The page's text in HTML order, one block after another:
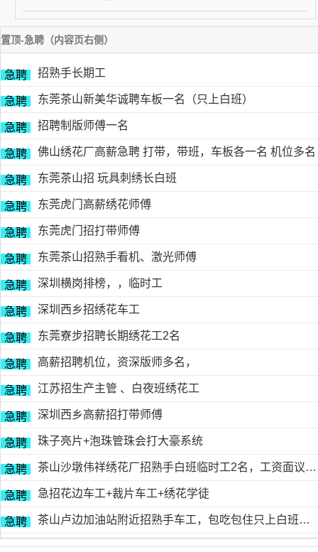
置顶-急聘（内容页右侧）
急聘 招熟手长期工
急聘 东莞茶山新美华诚聘车板一名（只上白班）
急聘 招聘制版师傅一名
急聘 佛山绣花厂高薪急聘 打带，带班，车板各一名 机位多名
急聘 东莞茶山招 玩具刺绣长白班
急聘 东莞虎门高薪绣花师傅
急聘 东莞虎门招打带师傅
急聘 东莞茶山招熟手看机、激光师傅
急聘 深圳横岗排榜，，临时工
急聘 深圳西乡招绣花车工
急聘 东莞寮步招聘长期绣花工2名
急聘 高薪招聘机位，资深版师多名，
急聘 江苏招生产主管 、白夜班绣花工
急聘 深圳西乡高薪招打带师傅
急聘 珠子亮片+泡珠管珠会打大豪系统
急聘 茶山沙墩伟祥绣花厂招熟手白班临时工2名，工资面议，包吃住有的请电18676754153黎生
急聘 急招花边车工+裁片车工+绣花学徒
急聘 茶山卢边加油站附近招熟手车工，包吃包住只上白班，工资面议有的请电德胜13546915117